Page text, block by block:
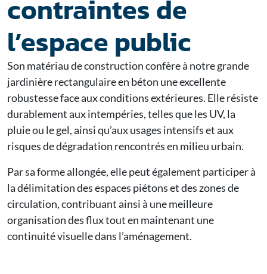
contraintes de
l’espace public
Son matériau de construction confère à notre grande
jardinière rectangulaire en béton une excellente
robustesse face aux conditions extérieures. Elle résiste
durablement aux intempéries, telles que les UV, la
pluie ou le gel, ainsi qu’aux usages intensifs et aux
risques de dégradation rencontrés en milieu urbain.
Par sa forme allongée, elle peut également participer à
la délimitation des espaces piétons et des zones de
circulation, contribuant ainsi à une meilleure
organisation des flux tout en maintenant une
continuité visuelle dans l’aménagement.